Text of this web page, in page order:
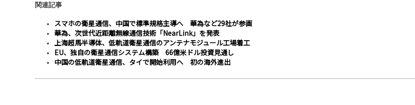
関連記事
スマホの衛星通信、中国で標準規格主導へ 華為など29社が参画
華為、次世代近距離無線通信技術「NearLink」を発表
上海超馬半導体、低軌道衛星通信のアンテナモジュール工場着工
EU、独自の衛星通信システム構築 66億米ドル投資見通し
中国の低軌道衛星通信、タイで開始利用へ 初の海外進出